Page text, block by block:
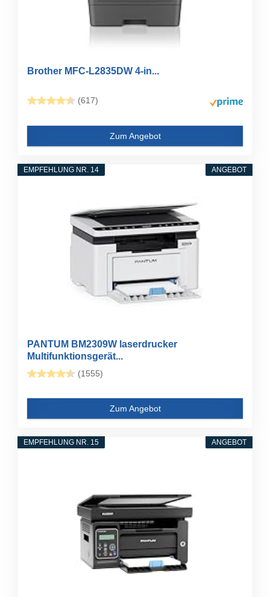
Brother MFC-L2835DW 4-in...
(617)
Zum Angebot
ANGEBOT
EMPFEHLUNG NR. 14
PANTUM BM2309W laserdrucker
Multifunktionsgerät...
(1555)
Zum Angebot
ANGEBOT
EMPFEHLUNG NR. 15